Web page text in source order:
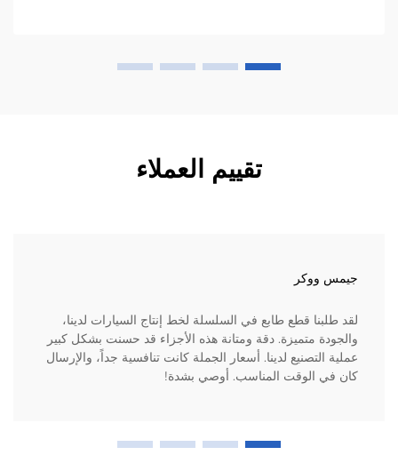
تقييم العملاء
جيمس ووكر
لقد طلبنا قطع طابع في السلسلة لخط إنتاج السيارات لدينا،
والجودة متميزة. دقة ومتانة هذه الأجزاء قد حسنت بشكل كبير
عملية التصنيع لدينا. أسعار الجملة كانت تنافسية جداً، والإرسال
كان في الوقت المناسب. أوصي بشدة!